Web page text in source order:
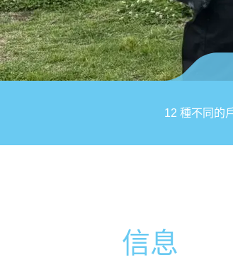
12 種不同的
信息